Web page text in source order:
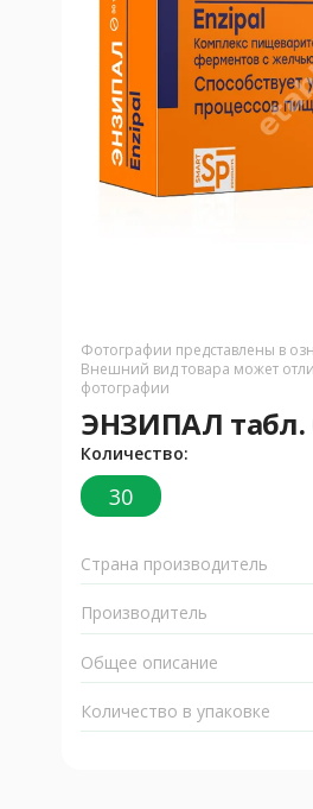
Фотографии представлены в
Внешний вид товара может
фотографии
ЭНЗИПАЛ
Количество:
30
Страна производитель
Производитель
Общее описание
Количество в упаковке